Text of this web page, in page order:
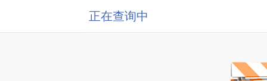
正在查询中